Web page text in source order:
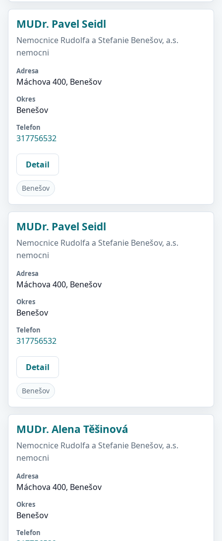
MUDr. Pavel Seidl
Nemocnice Rudolfa a Stefanie Benešov, a.s.
nemocni
Adresa
Máchova 400, Benešov
Okres
Benešov
Telefon
317756532
Detail
Benešov
MUDr. Pavel Seidl
Nemocnice Rudolfa a Stefanie Benešov, a.s.
nemocni
Adresa
Máchova 400, Benešov
Okres
Benešov
Telefon
317756532
Detail
Benešov
MUDr. Alena Těšinová
Nemocnice Rudolfa a Stefanie Benešov, a.s.
nemocni
Adresa
Máchova 400, Benešov
Okres
Benešov
Telefon